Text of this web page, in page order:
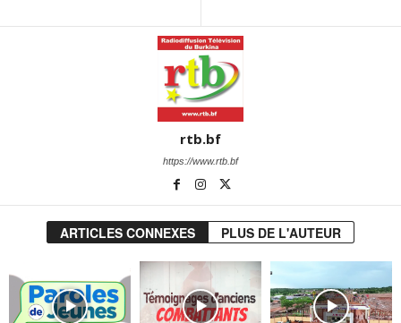
rtb.bf
https://www.rtb.bf
ARTICLES CONNEXES PLUS DE L'AUTEUR